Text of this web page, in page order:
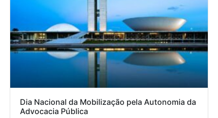
Dia Nacional da Mobilização pela Autonomia da
Advocacia Pública